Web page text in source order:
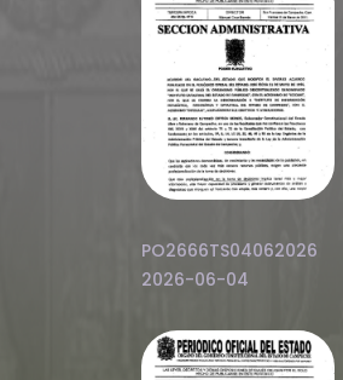
PO2666TS04062026
2026-06-04